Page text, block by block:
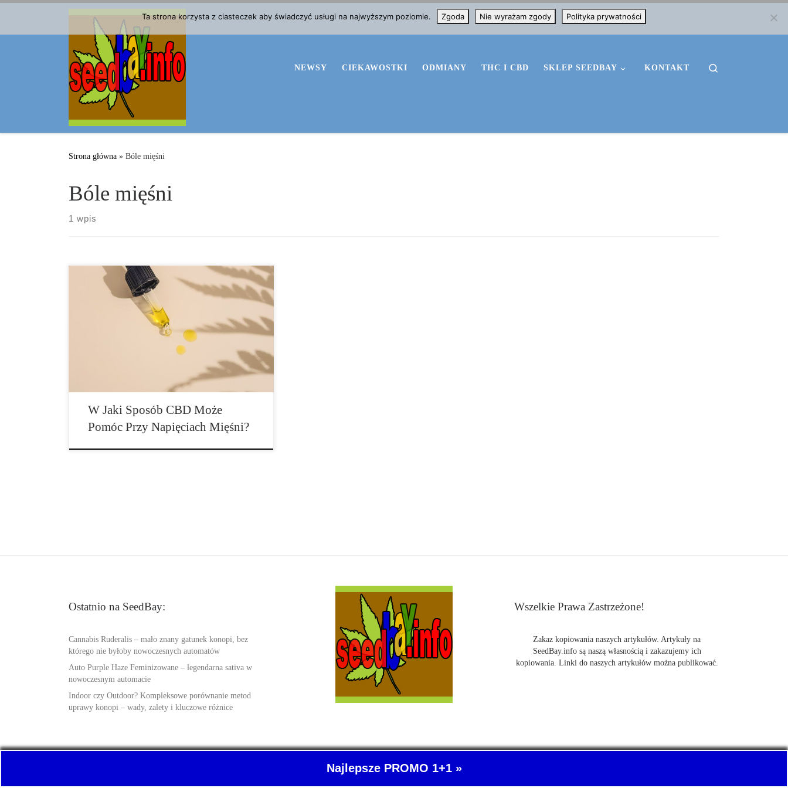
NEWSY CIEKAWOSTKI ODMIANY THC I CBD SKLEP SEEDBAY KONTAKT
Strona główna » Bóle mięśni
Bóle mięśni
1 wpis
Dla większości ludzi napięte mięśnie i tak zwane
zakwasy są codziennością. Z jednej strony jest to tylko
W Jaki Sposób CBD Może
Pomóc Przy Napięciach Mięśni?
Ostatnio na SeedBay:
Cannabis Ruderalis – mało znany gatunek konopi, bez
którego nie byłoby nowoczesnych automatów
Auto Purple Haze Feminizowane – legendarna sativa w
nowoczesnym automacie
Indoor czy Outdoor? Kompleksowe porównanie metod
uprawy konopi – wady, zalety i kluczowe różnice
Wszelkie Prawa Zastrzeżone!
Zakaz kopiowania naszych artykułów. Artykuły na
SeedBay.info są naszą własnością i zakazujemy ich
kopiowania. Linki do naszych artykułów można publikować.
- O nasionach konopi indyjskich wiemy wszystko. SeedBay, czyli kupuj z nami Pewnie swoje nasiona marihuany, konopi.
Ta strona korzysta z ciasteczek aby świadczyć usługi na najwyższym poziomie. Zgoda Nie wyrażam zgody Polityka prywatności
Najlepsze PROMO 1+1 »